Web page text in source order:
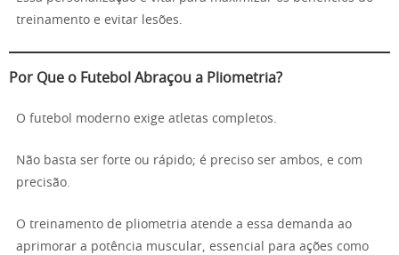
treinamento e evitar lesões.
Por Que o Futebol Abraçou a Pliometria?
O futebol moderno exige atletas completos.
Não basta ser forte ou rápido; é preciso ser ambos, e com
precisão.
O treinamento de pliometria atende a essa demanda ao
aprimorar a potência muscular, essencial para ações como